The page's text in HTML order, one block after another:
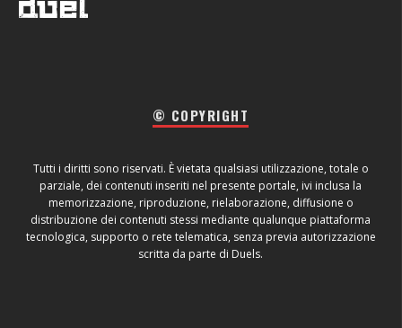
© COPYRIGHT
Tutti i diritti sono riservati. È vietata qualsiasi utilizzazione, totale o
parziale, dei contenuti inseriti nel presente portale, ivi inclusa la
memorizzazione, riproduzione, rielaborazione, diffusione o
distribuzione dei contenuti stessi mediante qualunque piattaforma
tecnologica, supporto o rete telematica, senza previa autorizzazione
scritta da parte di Duels.